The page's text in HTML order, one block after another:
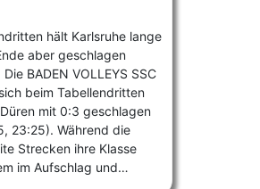
hält Karlsruhe lange
aber geschlagen
BADEN VOLLEYS SSC
beim Tabellendritten
mit 0:3 geschlagen
23:25). Während die
Strecken ihre Klasse
im Aufschlag und…